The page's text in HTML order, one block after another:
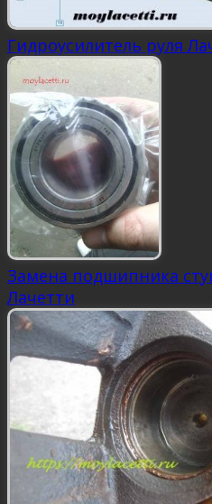
Гидроусилитель руля
Замена подшипника
Лачетти